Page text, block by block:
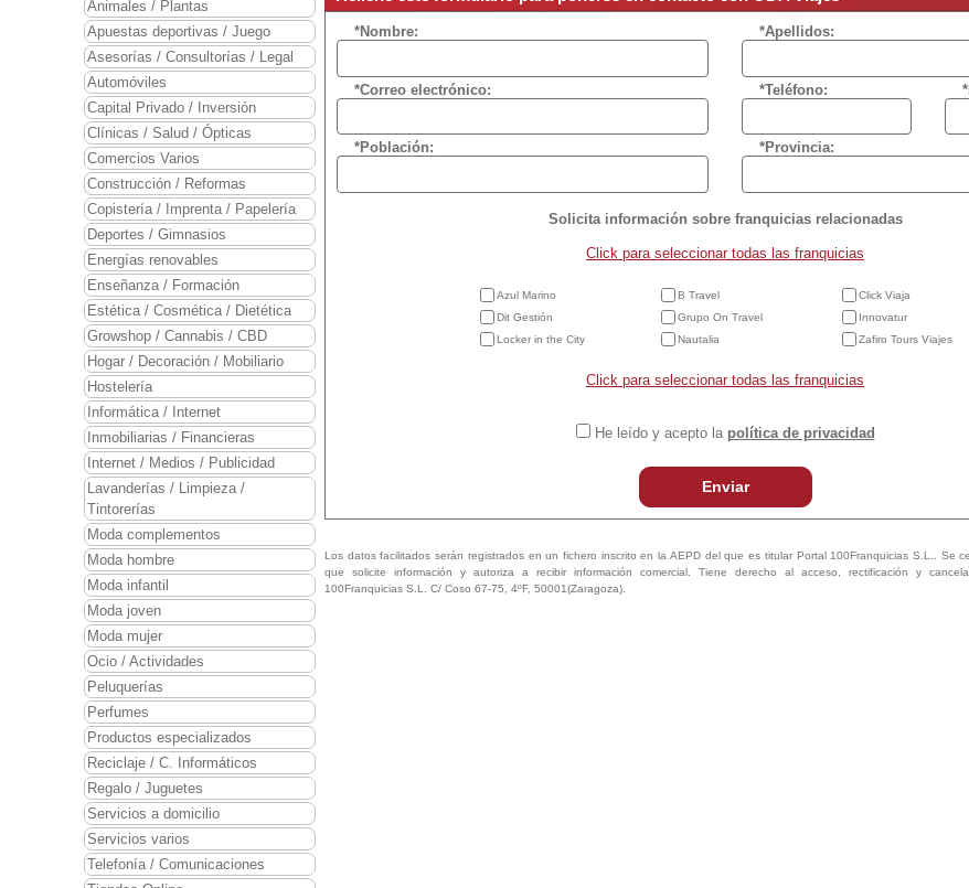
Animales / Plantas
Apuestas deportivas / Juego
Asesorías / Consultorías / Legal
Automóviles
Capital Privado / Inversión
Clínicas / Salud / Ópticas
Comercios Varios
Construcción / Reformas
Copistería / Imprenta / Papelería
Deportes / Gimnasios
Energías renovables
Enseñanza / Formación
Estética / Cosmética / Dietética
Growshop / Cannabis / CBD
Hogar / Decoración / Mobiliario
Hostelería
Informática / Internet
Inmobiliarias / Financieras
Internet / Medios / Publicidad
Lavanderías / Limpieza /
Tintorerías
Moda complementos
Moda hombre
Moda infantil
Moda joven
Moda mujer
Ocio / Actividades
Peluquerías
Perfumes
Productos especializados
Reciclaje / C. Informáticos
Regalo / Juguetes
Servicios a domicilio
Servicios varios
Telefonía / Comunicaciones
PRODUCTO PROPIO: VS TRAVEL
de franquicia, nuestro grupo cuenta con la mayorista VS Travel, la cual gestiona todos los
marca, donde el franquiciado se beneficiará de la máxima comisión con la venta
GRUPO DE GESTIÓN
integrarse en un grupo de gestión con más de 600 oficinas en todo el país.
Principales plataformas low cost e integraciones directas con aerolíneas.
2 o más destinos de forma totalmente flexible y personalizable.
Ferries
Cualquier combinación de ferries de diferentes navieras en 3 pasos. Acceso al producto más
*Nombre: *Apellidos:
*Correo electrónico: *Teléfono:
*Población: *Provincia:
Solicita información sobre franquicias relacionadas
Click para seleccionar todas las franquicias
Azul Marino B Travel
Click Viaja
Dit Gestión
Grupo On Travel
Innovatur
Locker in the City
Nautalia Zafiro Tours Viajes
Click para seleccionar todas las franquicias
He leído y acepto la política de privacidad
Enviar
Los datos facilitados serán registrados en un fichero inscrito en la AEPD del que es titular Portal 100Franquicias S.L.. Se
que solicite información y autoriza a recibir información comercial. Tiene derecho al acceso, rectificación y
100Franquicias S.L. C/ Coso 67-75, 4ºF, 50001(Zaragoza).